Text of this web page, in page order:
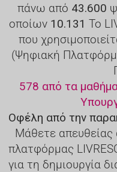
πάνω από 43.600
οποίων 10.131 Το
που
(Ψηφιακή
578 από τα
Οφέλη από την
Μάθετε απευθείας
πλατφόρμας
για τη δημιουργία